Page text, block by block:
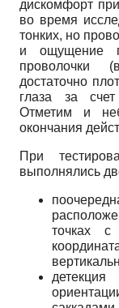
дискомфорт
во время
тонких, но
и ощущение
проволочки
достаточно
глаза за
Отметим и
окончания
При
выполнялись
точках с